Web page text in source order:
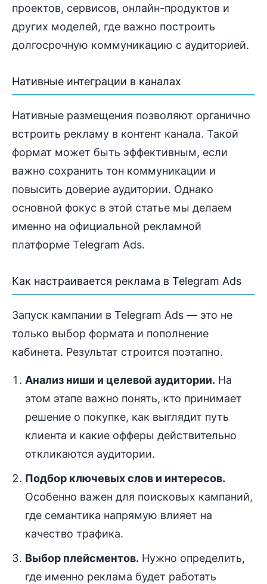
проектов, сервисов, онлайн-продуктов и
других моделей, где важно построить
долгосрочную коммуникацию с аудиторией.
Нативные интеграции в каналах
Нативные размещения позволяют органично
встроить рекламу в контент канала. Такой
формат может быть эффективным, если
важно сохранить тон коммуникации и
повысить доверие аудитории. Однако
основной фокус в этой статье мы делаем
именно на официальной рекламной
платформе Telegram Ads.
Как настраивается реклама в Telegram Ads
Запуск кампании в Telegram Ads — это не
только выбор формата и пополнение
кабинета. Результат строится поэтапно.
Анализ ниши и целевой аудитории. На
этом этапе важно понять, кто принимает
решение о покупке, как выглядит путь
клиента и какие офферы действительно
откликаются аудитории.
Подбор ключевых слов и интересов.
Особенно важен для поисковых кампаний,
где семантика напрямую влияет на
качество трафика.
Выбор плейсментов. Нужно определить,
где именно реклама будет работать